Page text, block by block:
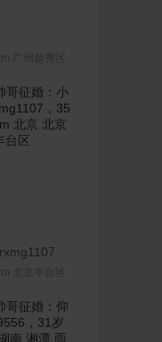
广州越秀区
系Ta
北京丰台区